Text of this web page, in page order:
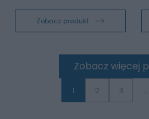
Zobacz produkt
Zobacz więcej
1 2 3